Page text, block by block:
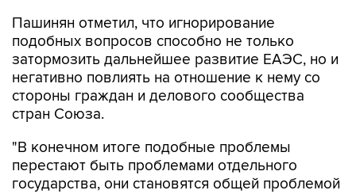
Пашинян отметил, что игнорирование
подобных вопросов способно не только
затормозить дальнейшее развитие ЕАЭС, но и
негативно повлиять на отношение к нему со
стороны граждан и делового сообщества
стран Союза.
"В конечном итоге подобные проблемы
перестают быть проблемами отдельного
государства, они становятся общей проблемой